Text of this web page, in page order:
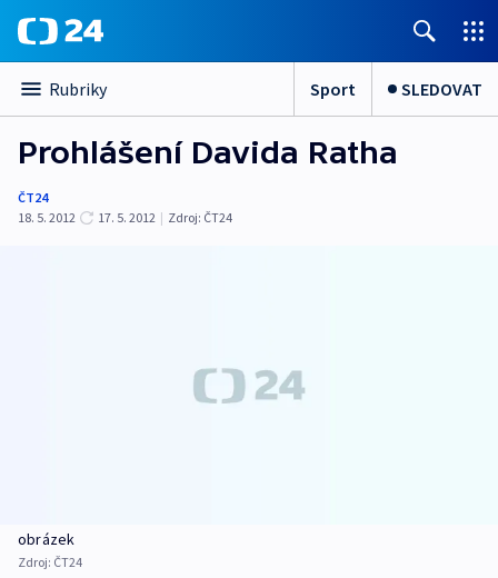
Rubriky Sport SLEDOVAT
Prohlášení Davida Ratha
ČT24
18. 5. 2012
17. 5. 2012 | Zdroj: ČT24
obrázek
Zdroj: ČT24